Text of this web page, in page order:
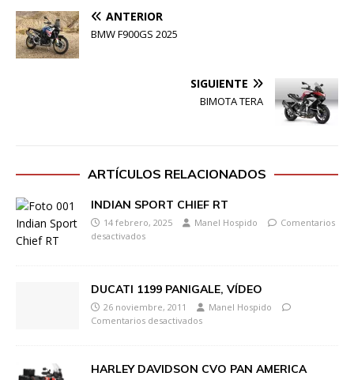
ANTERIOR
BMW F900GS 2025
SIGUIENTE
BIMOTA TERA
ARTÍCULOS RELACIONADOS
INDIAN SPORT CHIEF RT
14 febrero, 2025 Manel Hospido
Comentarios
desactivados
DUCATI 1199 PANIGALE, VÍDEO
26 noviembre, 2011
Manel Hospido
Comentarios desactivados
HARLEY DAVIDSON CVO PAN AMERICA